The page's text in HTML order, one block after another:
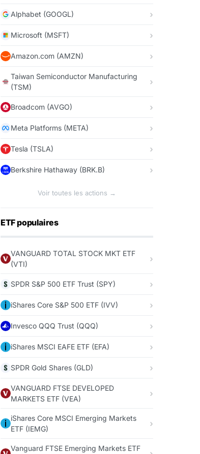
Alphabet (GOOGL)
Microsoft (MSFT)
Amazon.com (AMZN)
Taiwan Semiconductor Manufacturing
(TSM)
Broadcom (AVGO)
Meta Platforms (META)
Tesla (TSLA)
Berkshire Hathaway (BRK.B)
Voir toutes les actions →
ETF populaires
VANGUARD TOTAL STOCK MKT ETF
(VTI)
SPDR S&P 500 ETF Trust (SPY)
iShares Core S&P 500 ETF (IVV)
Invesco QQQ Trust (QQQ)
iShares MSCI EAFE ETF (EFA)
SPDR Gold Shares (GLD)
VANGUARD FTSE DEVELOPED
MARKETS ETF (VEA)
iShares Core MSCI Emerging Markets
ETF (IEMG)
Vanguard FTSE Emerging Markets ETF